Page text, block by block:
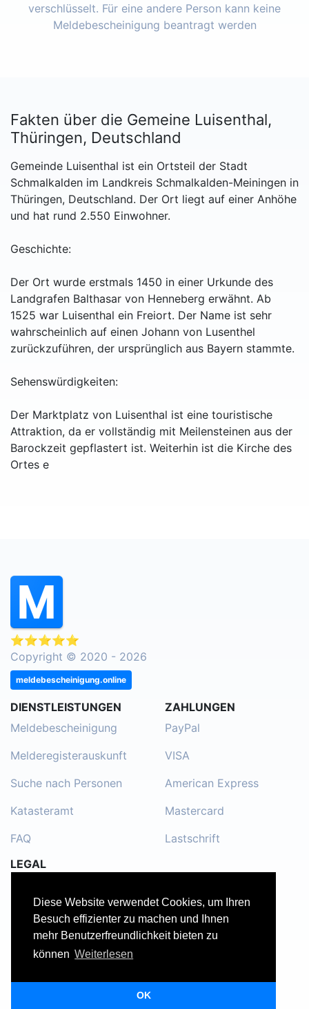
Diese Website verwendet Cookies, um Ihren
Besuch effizienter zu machen und Ihnen
mehr Benutzerfreundlichkeit bieten zu
können Weiterlesen
OK
verschlüsselt. Für eine andere Person kann keine
Meldebescheinigung beantragt werden
Fakten über die Gemeine Luisenthal,
Thüringen, Deutschland
Gemeinde Luisenthal ist ein Ortsteil der Stadt
Schmalkalden im Landkreis Schmalkalden-Meiningen in
Thüringen, Deutschland. Der Ort liegt auf einer Anhöhe
und hat rund 2.550 Einwohner.
Geschichte:
Der Ort wurde erstmals 1450 in einer Urkunde des
Landgrafen Balthasar von Henneberg erwähnt. Ab
1525 war Luisenthal ein Freiort. Der Name ist sehr
wahrscheinlich auf einen Johann von Lusenthel
zurückzuführen, der ursprünglich aus Bayern stammte.
Sehenswürdigkeiten:
Der Marktplatz von Luisenthal ist eine touristische
Attraktion, da er vollständig mit Meilensteinen aus der
Barockzeit gepflastert ist. Weiterhin ist die Kirche des
Ortes e
⭐⭐⭐⭐⭐
Copyright © 2020 - 2026
meldebescheinigung.online
DIENSTLEISTUNGEN
Meldebescheinigung
Melderegisterauskunft
Suche nach Personen
Katasteramt
FAQ
ZAHLUNGEN
PayPal
VISA
American Express
Mastercard
Lastschrift
LEGAL
Kontakt
Datenschutzerklärung